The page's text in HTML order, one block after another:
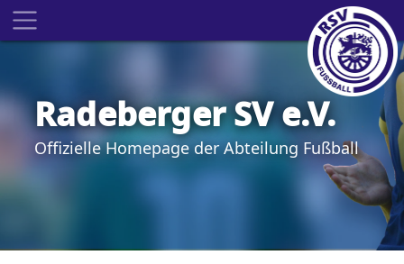
Radeberger SV e.V.
Offizielle Homepage der Abteilung Fußball